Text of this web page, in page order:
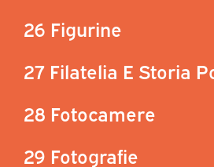
26 Figurine
27 Filatelia E Storia
28 Fotocamere
29 Fotografie